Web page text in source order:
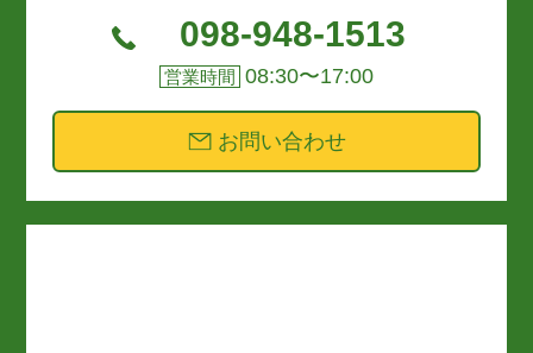
098-948-1513
営業時間 08:30〜17:00
お問い合わせ